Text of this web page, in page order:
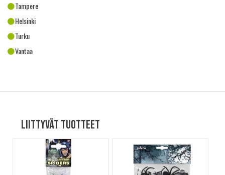
Tampere
Helsinki
Turku
Vantaa
Liittyvät tuotteet